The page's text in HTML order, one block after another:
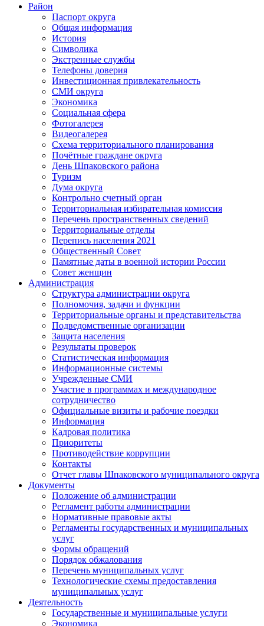
Район
Паспорт округа
Общая информация
История
Символика
Экстренные службы
Телефоны доверия
Инвестиционная привлекательность
СМИ округа
Экономика
Социальная сфера
Фотогалерея
Видеогалерея
Схема территориального планирования
Почётные граждане округа
День Шпаковского района
Туризм
Дума округа
Контрольно счетный орган
Территориальная избирательная комиссия
Перечень пространственных сведений
Территориальные отделы
Перепись населения 2021
Общественный Совет
Памятные даты в военной истории России
Совет женщин
Администрация
Структура администрации округа
Полномочия, задачи и функции
Территориальные органы и представительства
Подведомственные организации
Защита населения
Результаты проверок
Статистическая информация
Информационные системы
Учрежденные СМИ
Участие в программах и международное
сотрудничество
Официальные визиты и рабочие поездки
Информация
Кадровая политика
Приоритеты
Противодействие коррупции
Контакты
Отчет главы Шпаковского муниципального округа
Документы
Положение об администрации
Регламент работы администрации
Нормативные правовые акты
Регламенты государственных и муниципальных
услуг
Формы обращений
Порядок обжалования
Перечень муниципальных услуг
Технологические схемы предоставления
муниципальных услуг
Деятельность
Государственные и муниципальные услуги
Экономика